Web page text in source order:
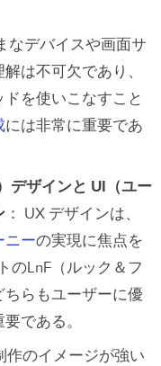
なデバイスや画面サ
は不可欠であり、
を使いこなすこと
には非常に重要であ
デザインと UI（ユー
： UX デザインは、
ニーの実現に焦点を
のLnF（ルック＆フ
らもユーザーに優
である。
作のイメージが強い